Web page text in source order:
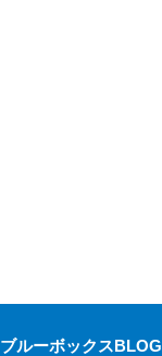
ブルーボックスBLOG